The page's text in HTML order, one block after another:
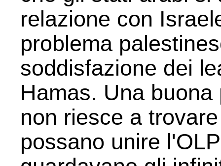
relazione con
problema
soddisfazione dei
Hamas. Una
non riesce a
possano unire